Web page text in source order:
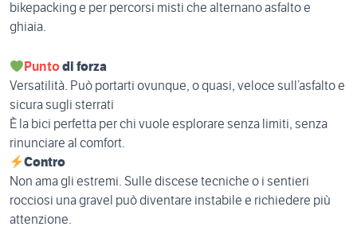
bikepacking e per percorsi misti che alternano asfalto e
ghiaia.
Puntodi forza
Versatilità. Può portarti ovunque, o quasi, veloce sull’asfalto e
sicura sugli sterrati
È la bici perfetta per chi vuole esplorare senza limiti, senza
rinunciare al comfort.
Contro
Non ama gli estremi. Sulle discese tecniche o i sentieri
rocciosi una gravel può diventare instabile e richiedere più
attenzione.